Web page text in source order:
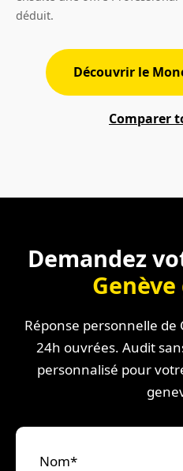
déduit.
Découvrir le
Comparer
Demandez
Réponse personnelle
24h ouvrées. Audit
personnalisé pour
Nom*